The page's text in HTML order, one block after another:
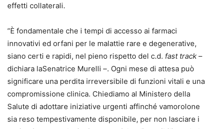
effetti collaterali.
“È fondamentale che i tempi di accesso ai farmaci
innovativi ed orfani per le malattie rare e degenerative,
siano certi e rapidi, nel pieno rispetto del c.d. fast track –
dichiara laSenatrice Murelli –. Ogni mese di attesa può
significare una perdita irreversibile di funzioni vitali e una
compromissione clinica. Chiediamo al Ministero della
Salute di adottare iniziative urgenti affinché vamorolone
sia reso tempestivamente disponibile, per non lasciare i